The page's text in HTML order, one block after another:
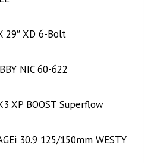
29″ XD 6-Bolt
NIC 60-622
XP BOOST Superflow
30.9 125/150mm WESTY